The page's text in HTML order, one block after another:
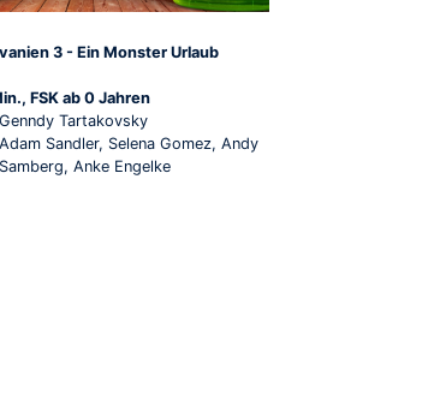
3 - Ein Monster Urlaub
FSK ab 0 Jahren
Genndy Tartakovsky
Adam Sandler, Selena Gomez, Andy
Samberg, Anke Engelke